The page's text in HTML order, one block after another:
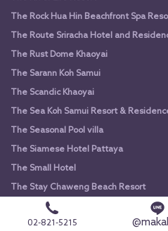
The Rock Hua Hin Beachfront Spa
The Route Sriracha Hotel and
The Rust Dome Khaoyai
The Sarann Koh Samui
The Scandic Khaoyai
The Sea Koh Samui Resort &
The Seasonal Pool villa
The Siamese Hotel Pattaya
The Small Hotel
The Stay Chaweng Beach Resort
The Sukosol
The Sun Xclusive
02-821-5215